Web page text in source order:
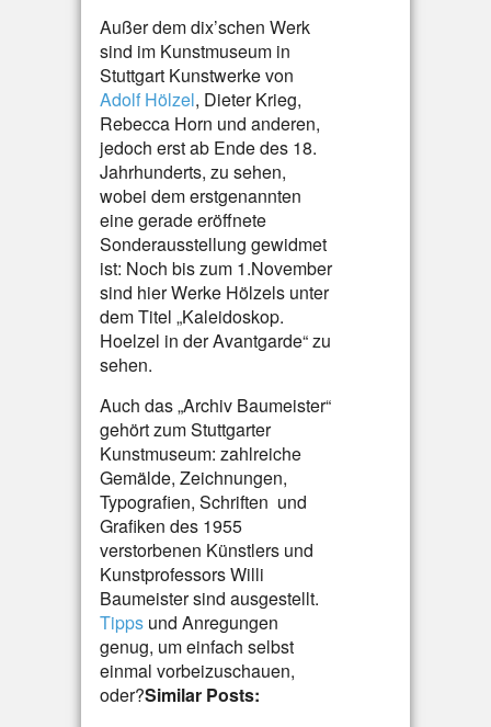
Außer dem dix’schen Werk
sind im Kunstmuseum in
Stuttgart Kunstwerke von
Adolf Hölzel, Dieter Krieg,
Rebecca Horn und anderen,
jedoch erst ab Ende des 18.
Jahrhunderts, zu sehen,
wobei dem erstgenannten
eine gerade eröffnete
Sonderausstellung gewidmet
ist: Noch bis zum 1.November
sind hier Werke Hölzels unter
dem Titel „Kaleidoskop.
Hoelzel in der Avantgarde“ zu
sehen.
Auch das „Archiv Baumeister“
gehört zum Stuttgarter
Kunstmuseum: zahlreiche
Gemälde, Zeichnungen,
Typografien, Schriften und
Grafiken des 1955
verstorbenen Künstlers und
Kunstprofessors Willi
Baumeister sind ausgestellt.
Tipps und Anregungen
genug, um einfach selbst
einmal vorbeizuschauen,
oder?Similar Posts: